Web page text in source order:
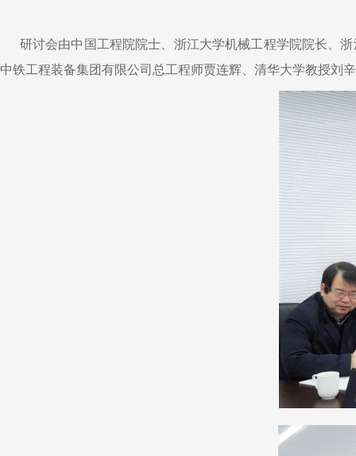
研讨会由中国工程院院士、浙江大学机械工程学院院长、
中铁工程装备集团有限公司总工程师贾连辉、清华大学教授刘